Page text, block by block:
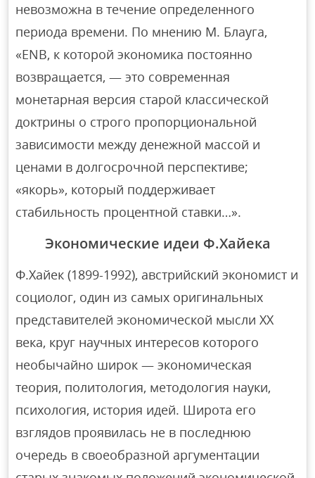
невозможна в течение определенного
периода времени. По мнению М. Блауга,
«ENB, к которой экономика постоянно
возвращается, — это современная
монетарная версия старой классической
доктрины о строго пропорциональной
зависимости между денежной массой и
ценами в долгосрочной перспективе;
«якорь», который поддерживает
стабильность процентной ставки…».
Экономические идеи Ф.Хайека
Ф.Хайек (1899-1992), австрийский экономист и
социолог, один из самых оригинальных
представителей экономической мысли ХХ
века, круг научных интересов которого
необычайно широк — экономическая
теория, политология, методология науки,
психология, история идей. Широта его
взглядов проявилась не в последнюю
очередь в своеобразной аргументации